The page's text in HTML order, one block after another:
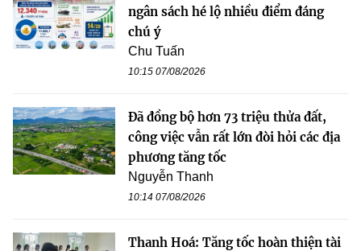
ngân sách hé lộ nhiều điểm đáng
chú ý
Chu Tuấn
10:15 07/08/2026
Đã đồng bộ hơn 73 triệu thửa đất,
công việc vẫn rất lớn đòi hỏi các địa
phương tăng tốc
Nguyễn Thanh
10:14 07/08/2026
Thanh Hoá: Tăng tốc hoàn thiện tài